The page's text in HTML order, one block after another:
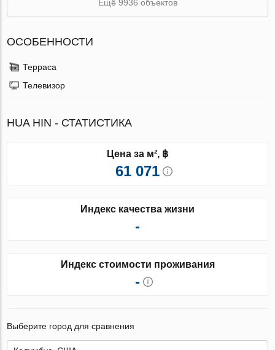
Ещё 9936 объектов
ОСОБЕННОСТИ
Терраса
Телевизор
HUA HIN - СТАТИСТИКА
Цена за м², ฿
61 071
Индекс качества жизни
-
Индекс стоимости проживания
-
Выберите город для сравнения